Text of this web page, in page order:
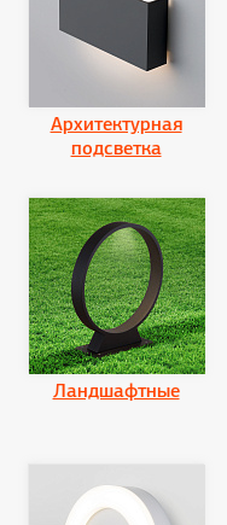
Архитектурная
подсветка
Ландшафтные